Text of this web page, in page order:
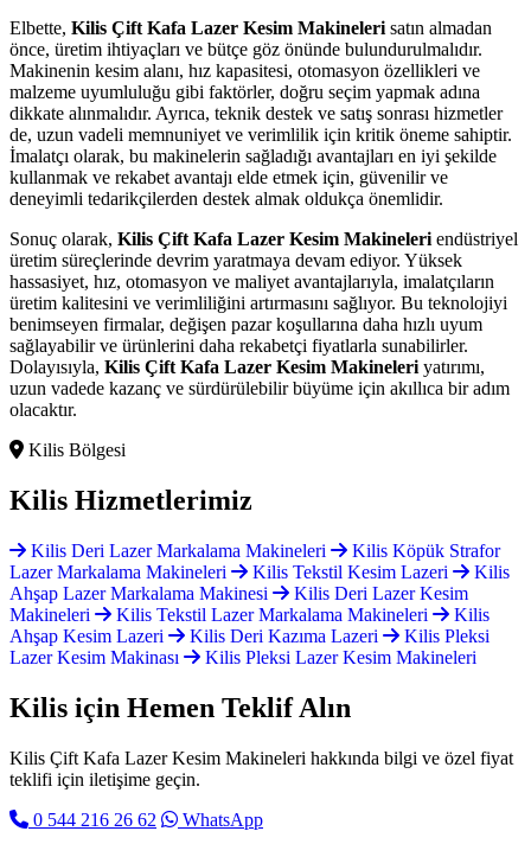
Elbette, Kilis Çift Kafa Lazer Kesim Makineleri satın almadan
önce, üretim ihtiyaçları ve bütçe göz önünde bulundurulmalıdır.
Makinenin kesim alanı, hız kapasitesi, otomasyon özellikleri ve
malzeme uyumluluğu gibi faktörler, doğru seçim yapmak adına
dikkate alınmalıdır. Ayrıca, teknik destek ve satış sonrası hizmetler
de, uzun vadeli memnuniyet ve verimlilik için kritik öneme sahiptir.
İmalatçı olarak, bu makinelerin sağladığı avantajları en iyi şekilde
kullanmak ve rekabet avantajı elde etmek için, güvenilir ve
deneyimli tedarikçilerden destek almak oldukça önemlidir.
Sonuç olarak, Kilis Çift Kafa Lazer Kesim Makineleri endüstriyel
üretim süreçlerinde devrim yaratmaya devam ediyor. Yüksek
hassasiyet, hız, otomasyon ve maliyet avantajlarıyla, imalatçıların
üretim kalitesini ve verimliliğini artırmasını sağlıyor. Bu teknolojiyi
benimseyen firmalar, değişen pazar koşullarına daha hızlı uyum
sağlayabilir ve ürünlerini daha rekabetçi fiyatlarla sunabilirler.
Dolayısıyla, Kilis Çift Kafa Lazer Kesim Makineleri yatırımı,
uzun vadede kazanç ve sürdürülebilir büyüme için akıllıca bir adım
olacaktır.
Kilis Bölgesi
Kilis Hizmetlerimiz
Kilis Deri Lazer Markalama Makineleri
Kilis Köpük Strafor
Lazer Markalama Makineleri
Kilis Tekstil Kesim Lazeri
Kilis
Ahşap Lazer Markalama Makinesi
Kilis Deri Lazer Kesim
Makineleri
Kilis Tekstil Lazer Markalama Makineleri
Kilis
Ahşap Kesim Lazeri
Kilis Deri Kazıma Lazeri
Kilis Pleksi
Lazer Kesim Makinası
Kilis Pleksi Lazer Kesim Makineleri
Kilis için Hemen Teklif Alın
Kilis Çift Kafa Lazer Kesim Makineleri hakkında bilgi ve özel fiyat
teklifi için iletişime geçin.
0 544 216 26 62
WhatsApp